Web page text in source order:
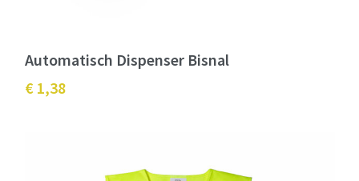
Automatisch Dispenser Bisnal
€ 1,38